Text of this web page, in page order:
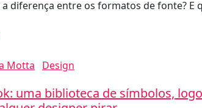
a diferença entre os formatos de fonte? E
Motta Design
uma biblioteca de símbolos,